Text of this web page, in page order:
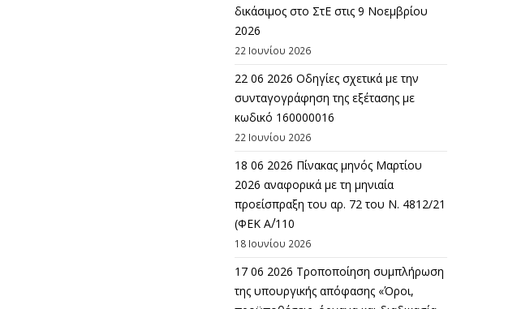
δικάσιμος στο ΣτΕ στις 9 Νοεμβρίου
2026
22 Ιουνίου 2026
22 06 2026 Οδηγίες σχετικά με την
συνταγογράφηση της εξέτασης με
κωδικό 160000016
22 Ιουνίου 2026
18 06 2026 Πίνακας μηνός Μαρτίου
2026 αναφορικά με τη μηνιαία
προείσπραξη του αρ. 72 του Ν. 4812/21
(ΦΕΚ Α΄/110
18 Ιουνίου 2026
17 06 2026 Τροποποίηση συμπλήρωση
της υπουργικής απόφασης «Όροι,